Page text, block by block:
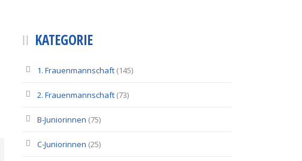
KATEGORIE
1. Frauenmannschaft (145)
2. Frauenmannschaft (73)
B-Juniorinnen (75)
C-Juniorinnen (25)